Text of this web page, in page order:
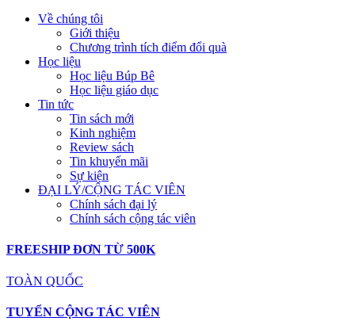
Về chúng tôi
Giới thiệu
Chương trình tích điểm đổi quà
Học liệu
Học liệu Búp Bê
Học liệu giáo dục
Tin tức
Tin sách mới
Kinh nghiệm
Review sách
Tin khuyến mãi
Sự kiện
ĐẠI LÝ/CỘNG TÁC VIÊN
Chính sách đại lý
Chính sách cộng tác viên
FREESHIP ĐƠN TỪ 500K
TOÀN QUỐC
TUYỂN CỘNG TÁC VIÊN